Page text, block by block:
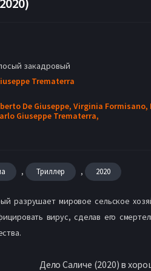
закадровый
Trematerra
De Giuseppe, Virginia Formisano,
Giuseppe Trematerra,
, Триллер , 2020
разрушает мировое сельское
вирус, сделав его
Дело Саличе (2020) в